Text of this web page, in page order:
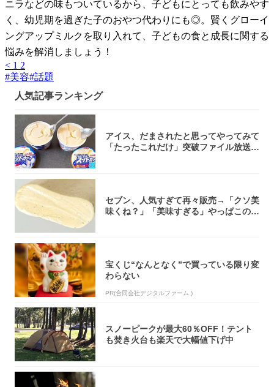
ニラなどの味もついているから、子どもにとっても飲みやす
く、幼児期を過ぎた子のおやつ代わりにも◎。賢くグローイ
ングアップミルクを取り入れて、子どもの食と成長に関する
悩みを解消しましょう！
< 1 2
#美容#話題
人気記事ランキング
アイス、だまされたと思ってやってみて
「たったこれだけ」突破ファイル放送で
セブン、人気すぎて再々販売→「クソ美
味くね？」「美味すぎる」やっぱこのク
宝くじ“なんとなく”で買っている限り変
わらない
PR(合同会社デジタルファーム )
スノーピークが最大60％OFF！テント
も焚き火台も楽天で大幅値下げ中